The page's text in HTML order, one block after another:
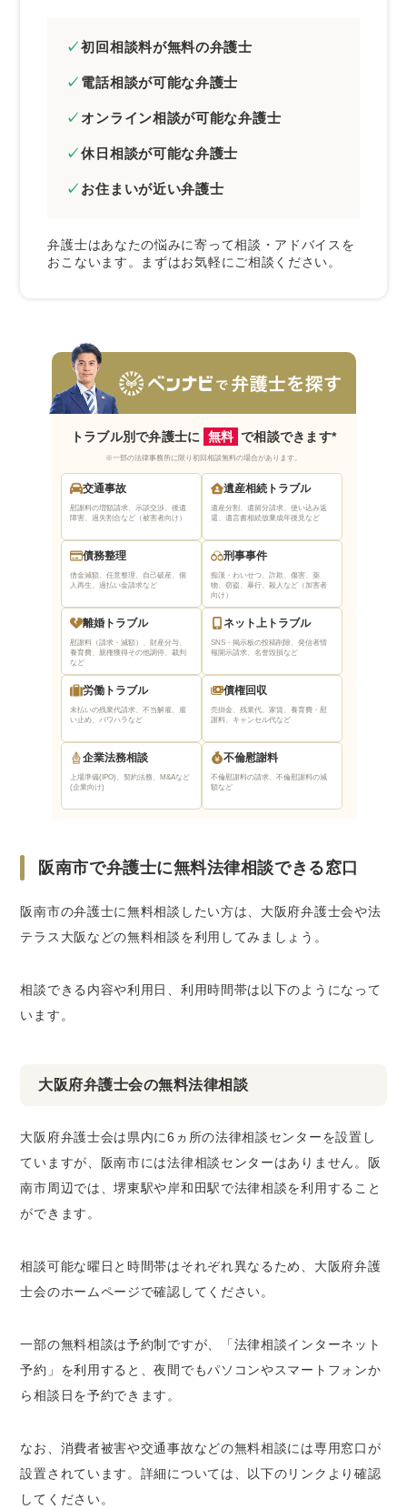
初回相談料が無料の弁護士
電話相談が可能な弁護士
オンライン相談が可能な弁護士
休日相談が可能な弁護士
お住まいが近い弁護士
弁護士はあなたの悩みに寄って相談・アドバイスを
おこないます。まずはお気軽にご相談ください。
トラブル別で弁護士に 無料 で相談できます*
※一部の法律事務所に限り初回相談無料の場合があります。
交通事故
慰謝料の増額請求、示談交渉、後遺
障害、過失割合など（被害者向け）
遺産相続トラブル
遺産分割、遺留分請求、使い込み返
還、遺言書相続放棄成年後見など
債務整理
借金減額、任意整理、自己破産、個
人再生、過払い金請求など
刑事事件
痴漢・わいせつ、詐欺、傷害、薬
物、窃盗、暴行、殺人など（加害者
向け）
離婚トラブル
慰謝料（請求・減額）、財産分与、
養育費、親権獲得その他調停、裁判
など
ネット上トラブル
SNS・掲示板の投稿削除、発信者情
報開示請求、名誉毀損など
労働トラブル
未払いの残業代請求、不当解雇、雇
い止め、パワハラなど
債権回収
売掛金、残業代、家賃、養育費・慰
謝料、キャンセル代など
企業法務相談
上場準備(IPO)、契約法務、M&Aなど
(企業向け)
不倫慰謝料
不倫慰謝料の請求、不倫慰謝料の減
額など
阪南市で弁護士に無料法律相談できる窓口
阪南市の弁護士に無料相談したい方は、大阪府弁護士会や法
テラス大阪などの無料相談を利用してみましょう。
相談できる内容や利用日、利用時間帯は以下のようになって
います。
大阪府弁護士会の無料法律相談
大阪府弁護士会は県内に6ヵ所の法律相談センターを設置し
ていますが、阪南市には法律相談センターはありません。阪
南市周辺では、堺東駅や岸和田駅で法律相談を利用すること
ができます。
相談可能な曜日と時間帯はそれぞれ異なるため、大阪府弁護
士会のホームページで確認してください。
一部の無料相談は予約制ですが、「法律相談インターネット
予約」を利用すると、夜間でもパソコンやスマートフォンか
ら相談日を予約できます。
なお、消費者被害や交通事故などの無料相談には専用窓口が
設置されています。詳細については、以下のリンクより確認
してください。